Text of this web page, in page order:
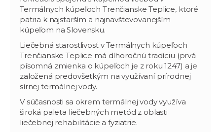
Termálnych kúpeľoch Trenčianske Teplice, ktoré
patria k najstarším a najnavštevovanejším
kúpeľom na Slovensku.
Liečebná starostlivosť v Termálnych kúpeľoch
Trenčianske Teplice má dlhoročnú tradíciu (prvá
písomná zmienka o kúpeľoch je z roku 1247) a je
založená predovšetkým na využívaní prírodnej
sírnej termálnej vody.
V súčasnosti sa okrem termálnej vody využíva
široká paleta liečebných metód z oblasti
liečebnej rehabilitácie a fyziatrie.